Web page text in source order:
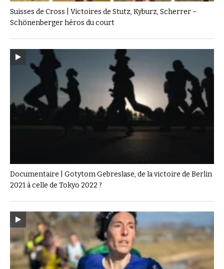
Suisses de Cross | Victoires de Stutz, Kyburz, Scherrer –
Schönenberger héros du court
Documentaire | Gotytom Gebreslase, de la victoire de Berlin
2021 à celle de Tokyo 2022 ?